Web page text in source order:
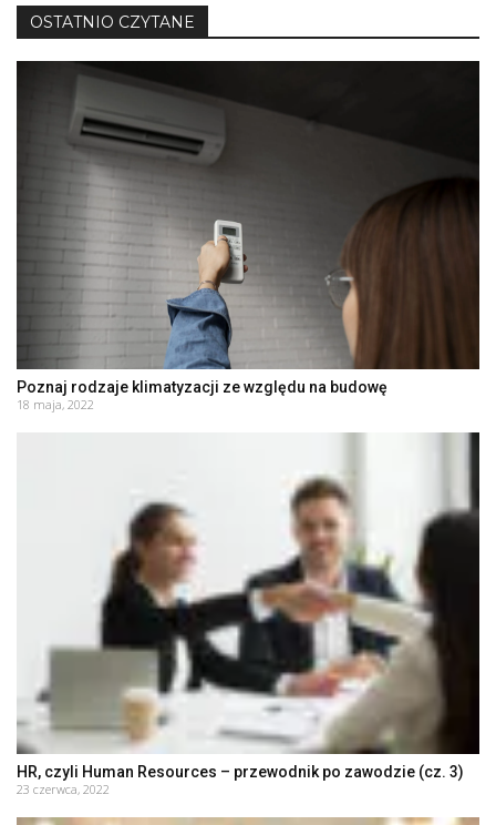
OSTATNIO CZYTANE
Poznaj rodzaje klimatyzacji ze względu na budowę
18 maja, 2022
HR, czyli Human Resources – przewodnik po zawodzie (cz. 3)
23 czerwca, 2022